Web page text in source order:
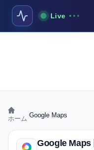
Live
ホーム Google Maps
Google Maps